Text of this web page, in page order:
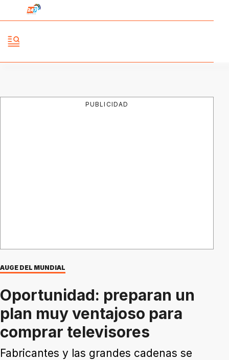
PUBLICIDAD
AUGE DEL MUNDIAL
Oportunidad: preparan un
plan muy ventajoso para
comprar televisores
Fabricantes y las grandes cadenas se